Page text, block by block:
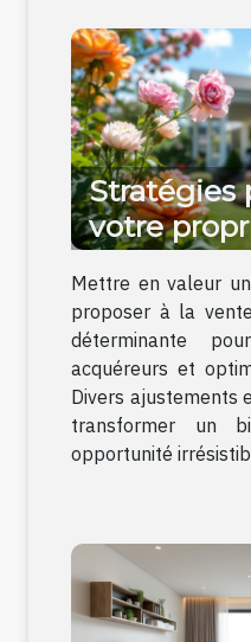
Stratégies
votre
attrayante
en vente
Mettre en valeur
proposer à la
déterminante
acquéreurs et
Divers ajustements
transformer un
opportunité